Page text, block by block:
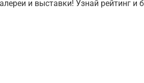
и выставки! Узнай рейтинг и